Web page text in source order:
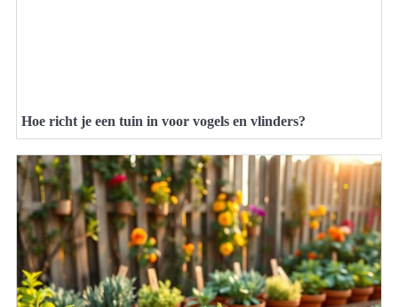
Hoe richt je een tuin in voor vogels en vlinders?